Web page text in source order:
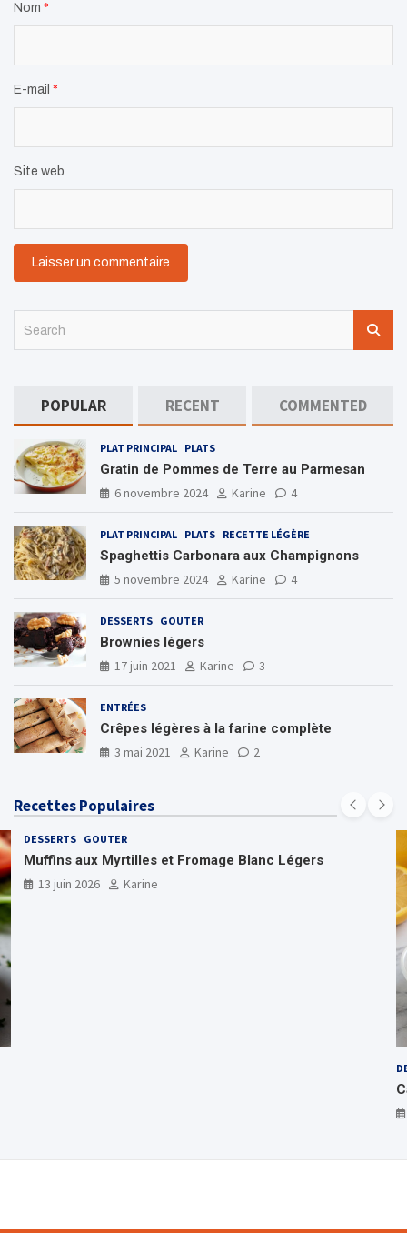
Nom *
E-mail *
Site web
POPULAR RECENT COMMENTED
PLAT PRINCIPAL PLATS
Gratin de Pommes de Terre au Parmesan
6 novembre 2024
Karine 4
PLAT PRINCIPAL PLATS RECETTE LÉGÈRE
Spaghettis Carbonara aux Champignons
5 novembre 2024
Karine 4
DESSERTS GOUTER
Brownies légers
17 juin 2021
Karine 3
ENTRÉES
Crêpes légères à la farine complète
3 mai 2021
Karine 2
Recettes Populaires
DESSERTS GOUTER
Muffins aux Myrtilles et Fromage Blanc Légers
13 juin 2026
Karine